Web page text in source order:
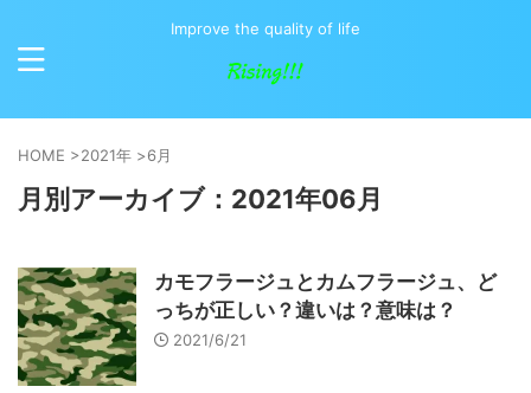
Improve the quality of life
HOME >2021年 >6月
月別アーカイブ：2021年06月
カモフラージュとカムフラージュ、ど
っちが正しい？違いは？意味は？
2021/6/21